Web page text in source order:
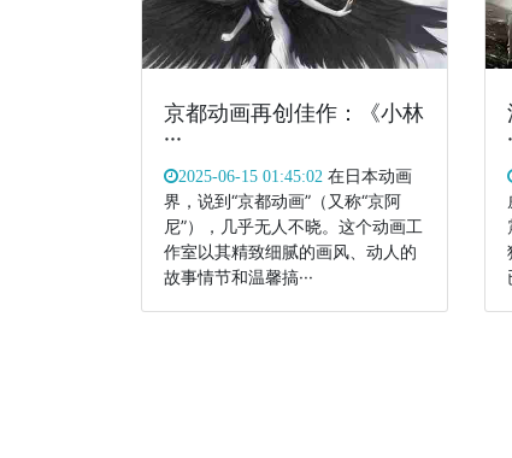
京都动画再创佳作：《小林
···
2025-06-15 01:45:02 在日本动画
界，说到“京都动画”（又称“京阿
尼”），几乎无人不晓。这个动画工
作室以其精致细腻的画风、动人的
故事情节和温馨搞···